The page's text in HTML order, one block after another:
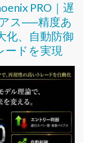
PRO｜遅
ス──精度あ
化、自動防御
ードを実現